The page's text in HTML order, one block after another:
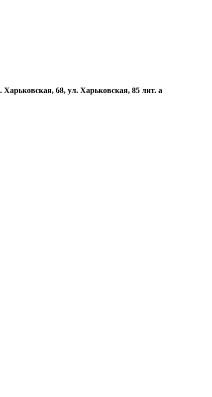
68, ул. Харьковская, 85 лит. а